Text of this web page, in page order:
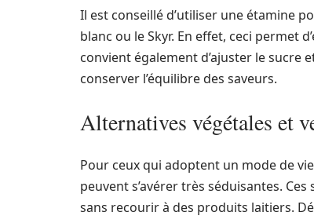
Il est conseillé d’utiliser une étamine
blanc ou le Skyr. En effet, ceci permet
convient également d’ajuster le sucre
conserver l’équilibre des saveurs.
Alternatives végétales et
Pour ceux qui adoptent un mode de
peuvent s’avérer très séduisantes.
sans recourir à des produits laitiers.